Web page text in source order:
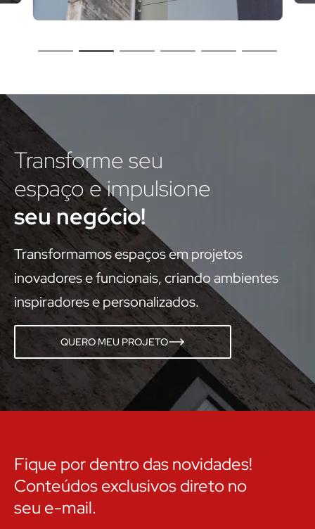
Transforme seu
espaço e impulsione
seu negócio!
Transformamos espaços em projetos
inovadores e funcionais, criando ambientes
inspiradores e personalizados.
QUERO MEU PROJETO
Fique por dentro das novidades!
Conteúdos exclusivos direto no
seu e-mail.